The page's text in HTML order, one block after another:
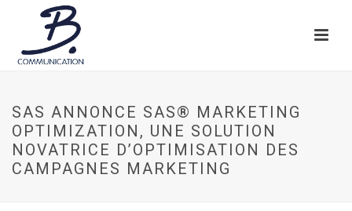
SAS ANNONCE SAS® MARKETING
OPTIMIZATION, UNE SOLUTION
NOVATRICE D’OPTIMISATION DES
CAMPAGNES MARKETING